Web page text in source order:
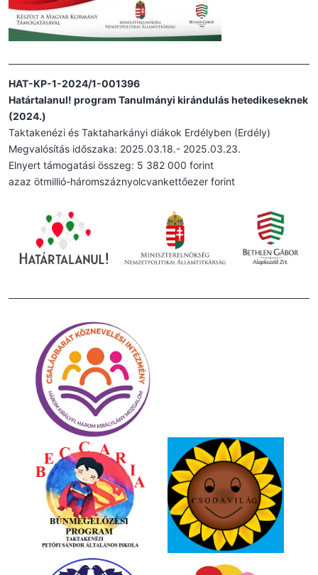
HAT-KP-1-2024/1-001396
Határtalanul! program Tanulmányi kirándulás hetedikeseknek
(2024.)
Taktakenézi és Taktaharkányi diákok Erdélyben (Erdély)
Megvalósítás időszaka: 2025.03.18.- 2025.03.23.
Elnyert támogatási összeg: 5 382 000 forint
azaz ötmillió-háromszáznyolcvankettőezer forint